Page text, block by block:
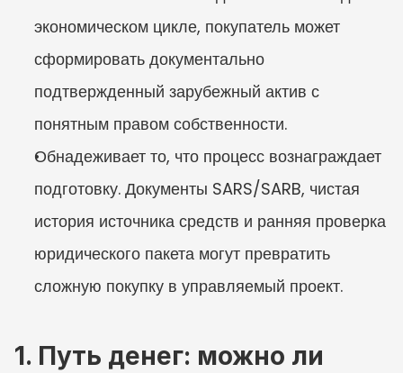
экономическом цикле, покупатель может
сформировать документально
подтвержденный зарубежный актив с
понятным правом собственности.
Обнадеживает то, что процесс вознаграждает
подготовку. Документы SARS/SARB, чистая
история источника средств и ранняя проверка
юридического пакета могут превратить
сложную покупку в управляемый проект.
1. Путь денег: можно ли